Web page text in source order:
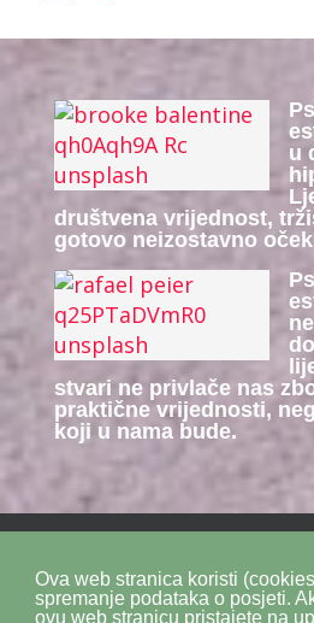
Ova web stranica koristi
spremanje podataka o posjeti.
ovu web stranicu pristajete na
u
društvena vrijednost,
gotovo neizostavno
stvari ne privlače nas
praktične vrijednosti,
koji u nama bude.
Politika privatnosti Politika